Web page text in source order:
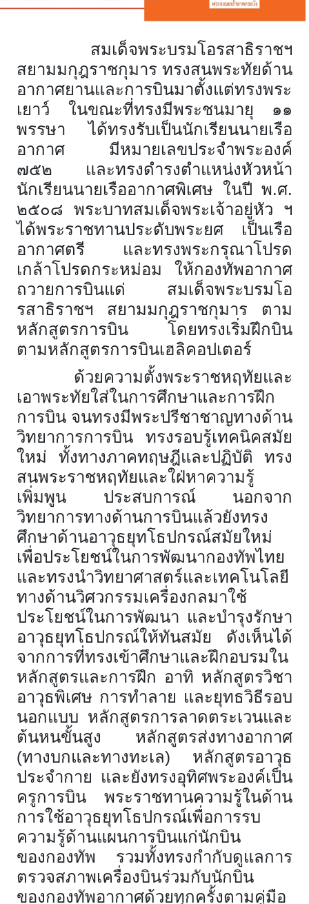
สมเด็จพระบรมโอรสาธิราชฯ
สยามมกุฎราชกุมาร ทรงสนพระทัยด้าน
อากาศยานและการบินมาตั้งแต่ทรงพระ
เยาว์ ในขณะที่ทรงมีพระชนมายุ ๑๑
พรรษา ได้ทรงรับเป็นนักเรียนนายเรือ
อากาศ มีหมายเลขประจำพระองค์
๗๕๒ และทรงดำรงตำแหน่งหัวหน้า
นักเรียนนายเรืออากาศพิเศษ ในปี พ.ศ.
๒๕๐๘ พระบาทสมเด็จพระเจ้าอยู่หัว ฯ
ได้พระราชทานประดับพระยศ เป็นเรือ
อากาศตรี และทรงพระกรุณาโปรด
เกล้าโปรดกระหม่อม ให้กองทัพอากาศ
ถวายการบินแด่ สมเด็จพระบรมโอ
รสาธิราชฯ สยามมกุฎราชกุมาร ตาม
หลักสูตรการบิน โดยทรงเริ่มฝึกบิน
ตามหลักสูตรการบินเฮลิคอปเตอร์
ด้วยความตั้งพระราชหฤทัยและ
เอาพระทัยใส่ในการศึกษาและการฝึก
การบิน จนทรงมีพระปรีชาชาญทางด้าน
วิทยาการการบิน ทรงรอบรู้เทคนิคสมัย
ใหม่ ทั้งทางภาคทฤษฎีและปฏิบัติ ทรง
สนพระราชหฤทัยและใฝ่หาความรู้
เพิ่มพูน ประสบการณ์ นอกจาก
วิทยาการทางด้านการบินแล้วยังทรง
ศึกษาด้านอาวุธยุทโธปกรณ์สมัยใหม่
เพื่อประโยชน์ในการพัฒนากองทัพไทย
และทรงนำวิทยาศาสตร์และเทคโนโลยี
ทางด้านวิศวกรรมเครื่องกลมาใช้
ประโยชน์ในการพัฒนา และบำรุงรักษา
อาวุธยุทโธปกรณ์ให้ทันสมัย ดังเห็นได้
จากการที่ทรงเข้าศึกษาและฝึกอบรมใน
หลักสูตรและการฝึก อาทิ หลักสูตรวิชา
อาวุธพิเศษ การทำลาย และยุทธวิธีรอบ
นอกแบบ หลักสูตรการลาดตระเวนและ
ต้นหนขั้นสูง หลักสูตรส่งทางอากาศ
(ทางบกและทางทะเล) หลักสูตรอาวุธ
ประจำกาย และยังทรงอุทิศพระองค์เป็น
ครูการบิน พระราชทานความรู้ในด้าน
การใช้อาวุธยุทโธปกรณ์เพื่อการรบ
ความรู้ด้านแผนการบินแก่นักบิน
ของกองทัพ รวมทั้งทรงกำกับดูแลการ
ตรวจสภาพเครื่องบินร่วมกับนักบิน
ของกองทัพอากาศด้วยทุกครั้งตามคู่มือ